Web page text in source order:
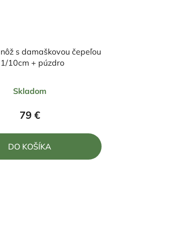
s damaškovou čepeľou
10cm + púzdro
hodnotenie
produktu
5,0
z
Skladom
79 €
DO KOŠÍKA